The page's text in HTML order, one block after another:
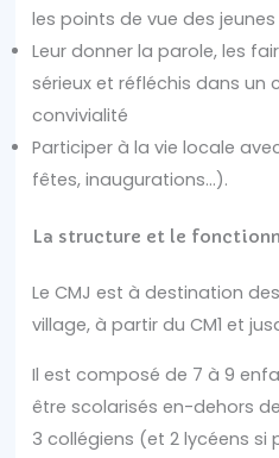
les points de vue des
Leur donner la parole, les
sérieux et réfléchis dans
convivialité
Participer à la vie locale
fêtes, inaugurations…).
La structure et le
Le CMJ est à destination
village, à partir du CM1 et
Il est composé de 7 à 9
être scolarisés en-dehors
3 collégiens (et 2 lycéens si